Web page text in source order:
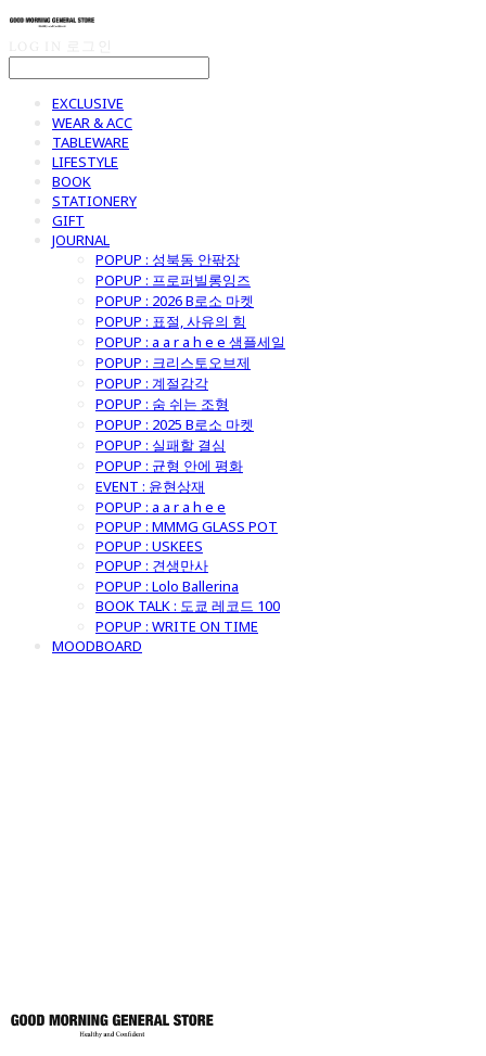
EXCLUSIVE
WEAR & ACC
TABLEWARE
LIFESTYLE
BOOK
STATIONERY
GIFT
JOURNAL
POPUP : 성북동 안팎장
POPUP : 프로퍼빌롱잉즈
POPUP : 2026 B로소 마켓
POPUP : 표절, 사유의 힘
POPUP : a a r a h e e 샘플세일
POPUP : 크리스토오브제
POPUP : 계절감각
POPUP : 숨 쉬는 조형
POPUP : 2025 B로소 마켓
POPUP : 실패할 결심
POPUP : 균형 안에 평화
EVENT : 윤현상재
POPUP : a a r a h e e
POPUP : MMMG GLASS POT
POPUP : USKEES
POPUP : 견생만사
POPUP : Lolo Ballerina
BOOK TALK : 도쿄 레코드 100
POPUP : WRITE ON TIME
MOODBOARD